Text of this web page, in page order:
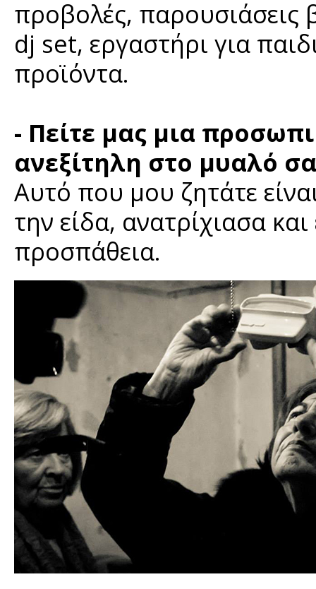
προβολές, παρουσιάσεις
dj set, εργαστήρι για
προϊόντα.
- Πείτε μας μια
ανεξίτηλη στο μυαλό
Αυτό που μου ζητάτε
την είδα, ανατρίχιασα
προσπάθεια.